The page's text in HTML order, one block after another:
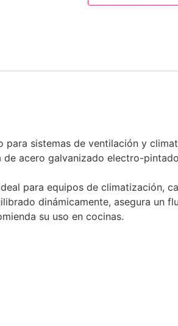
sistemas de ventilación y
acero galvanizado electro-
para equipos de climatización,
dinámicamente, asegura un
su uso en cocinas.